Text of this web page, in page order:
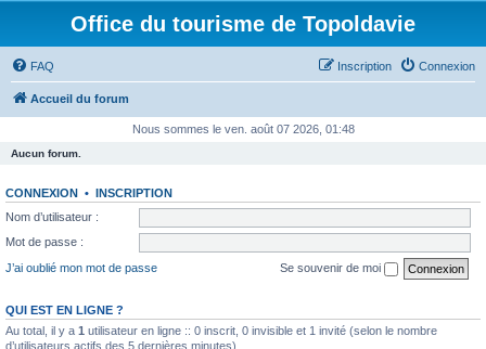
Office du tourisme de Topoldavie
FAQ Connexion
Inscription
Accueil du forum
Nous sommes le ven. août 07 2026, 01:48
Aucun forum.
CONNEXION • INSCRIPTION
Nom d’utilisateur :
Mot de passe :
J’ai oublié mon mot de passe
Se souvenir de moi
QUI EST EN LIGNE ?
Au total, il y a 1 utilisateur en ligne :: 0 inscrit, 0 invisible et 1 invité (selon le nombre
d’utilisateurs actifs des 5 dernières minutes)